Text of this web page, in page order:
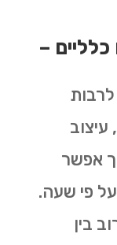
כלליים –
לרבות
עיצוב
אפשר
על פי שעה.
בין